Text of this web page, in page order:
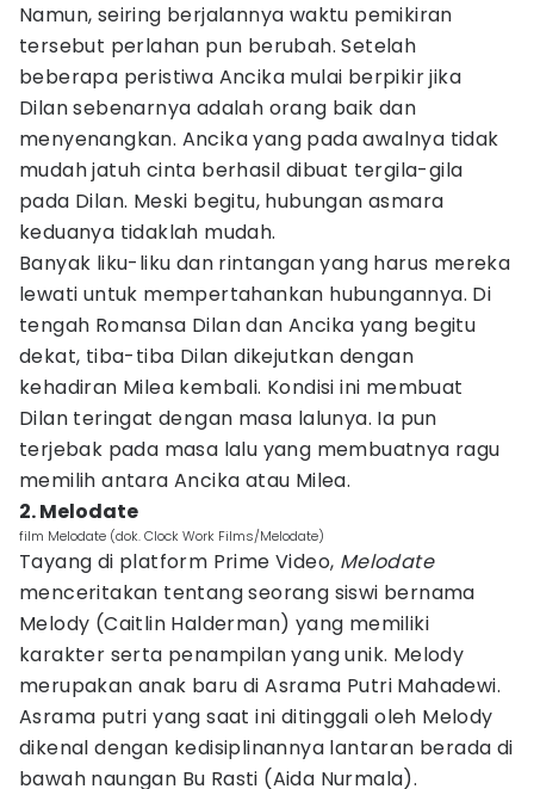
Namun, seiring berjalannya waktu pemikiran
tersebut perlahan pun berubah. Setelah
beberapa peristiwa Ancika mulai berpikir jika
Dilan sebenarnya adalah orang baik dan
menyenangkan. Ancika yang pada awalnya tidak
mudah jatuh cinta berhasil dibuat tergila-gila
pada Dilan. Meski begitu, hubungan asmara
keduanya tidaklah mudah.
Banyak liku-liku dan rintangan yang harus mereka
lewati untuk mempertahankan hubungannya. Di
tengah Romansa Dilan dan Ancika yang begitu
dekat, tiba-tiba Dilan dikejutkan dengan
kehadiran Milea kembali. Kondisi ini membuat
Dilan teringat dengan masa lalunya. Ia pun
terjebak pada masa lalu yang membuatnya ragu
memilih antara Ancika atau Milea.
2. Melodate
film Melodate (dok. Clock Work Films/Melodate)
Tayang di platform Prime Video, Melodate
menceritakan tentang seorang siswi bernama
Melody (Caitlin Halderman) yang memiliki
karakter serta penampilan yang unik. Melody
merupakan anak baru di Asrama Putri Mahadewi.
Asrama putri yang saat ini ditinggali oleh Melody
dikenal dengan kedisiplinannya lantaran berada di
bawah naungan Bu Rasti (Aida Nurmala).